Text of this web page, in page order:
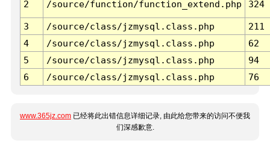
2 /source/function/function_extend.php 324
3 /source/class/jzmysql.class.php
211
4
/source/class/jzmysql.class.php
62
5
/source/class/jzmysql.class.php
94
6
/source/class/jzmysql.class.php 76
www.365jz.com 已经将此出错信息详细记录, 由此给您带来的访问不便我
们深感歉意.